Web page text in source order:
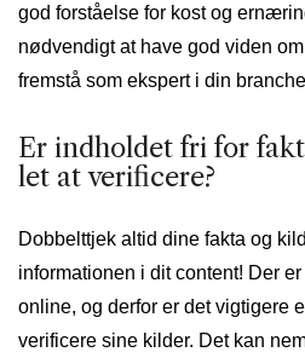
god forståelse for kost og
nødvendigt at have god viden
fremstå som ekspert i din
Er indholdet fri for
let at verificere?
Dobbelttjek altid dine fakta og
informationen i dit content! Der
online, og derfor er det vigtigere
verificere sine kilder. Det kan